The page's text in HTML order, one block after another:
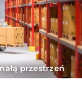
przestrzeń